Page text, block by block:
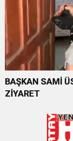
BAŞKAN SAMİ
ZİYARET